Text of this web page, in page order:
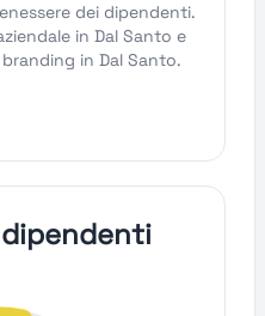
dei dipendenti.
in Dal Santo e
in Dal Santo.